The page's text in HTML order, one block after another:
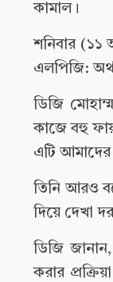
কামাল।
শনিবার (১১
এলপিজি:
ডিজি
কাজে বহু
এটি আমাদের
তিনি আরও
দিয়ে দেখা
ডিজি জানান,
করার